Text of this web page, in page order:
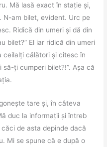
Mă lasă exact în stație și,
N-am bilet, evident. Urc pe
Ridică din umeri și dă din
bilet?” El iar ridică din umeri
ceilalți călători și citesc în
ți cumperi bilet?!”. Așa că
tare și, în câteva
duc la informații și întreb
de asta depinde dacă
Mi se spune că e după o